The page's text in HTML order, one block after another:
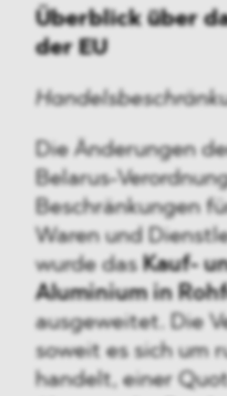
Überblick über
der EU
Die Änderungen
Belarus-
Beschränkungen
Waren und
wurde das Kauf-
Aluminium in
ausgeweitet. Die
soweit es sich um
handelt, einer